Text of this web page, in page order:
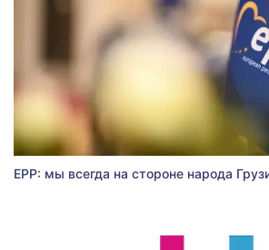
EPP: мы всегда на стороне народа